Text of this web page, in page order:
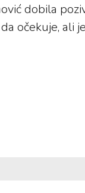
dobila
očekuje, ali